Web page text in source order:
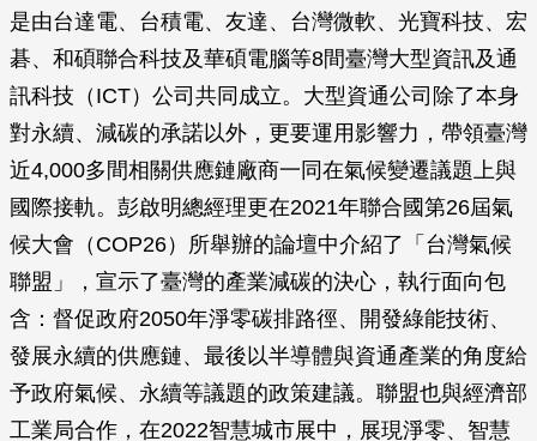
是由台達電、台積電、友達、台灣微軟、光寶科技、宏
碁、和碩聯合科技及華碩電腦等8間臺灣大型資訊及通
訊科技（ICT）公司共同成立。大型資通公司除了本身
對永續、減碳的承諾以外，更要運用影響力，帶領臺灣
近4,000多間相關供應鏈廠商一同在氣候變遷議題上與
國際接軌。彭啟明總經理更在2021年聯合國第26屆氣
候大會（COP26）所舉辦的論壇中介紹了「台灣氣候
聯盟」，宣示了臺灣的產業減碳的決心，執行面向包
含：督促政府2050年淨零碳排路徑、開發綠能技術、
發展永續的供應鏈、最後以半導體與資通產業的角度給
予政府氣候、永續等議題的政策建議。聯盟也與經濟部
工業局合作，在2022智慧城市展中，展現淨零、智慧